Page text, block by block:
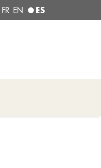
FR EN ES